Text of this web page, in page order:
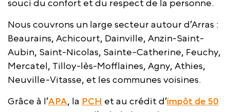
souci du confort et du respect de la personne.
Nous couvrons un large secteur autour d’Arras :
Beaurains, Achicourt, Dainville, Anzin-Saint-
Aubin, Saint-Nicolas, Sainte-Catherine, Feuchy,
Mercatel, Tilloy-lès-Mofflaines, Agny, Athies,
Neuville-Vitasse, et les communes voisines.
Grâce à l’APA, la PCH et au crédit d’impôt de 50